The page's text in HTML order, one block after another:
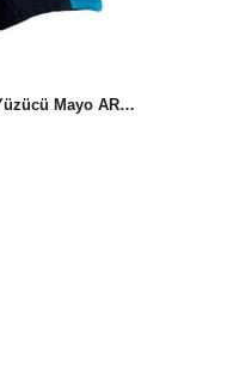
Kız Çocuğu Havuz Yüzücü Mayo ARG-2560 lacivert